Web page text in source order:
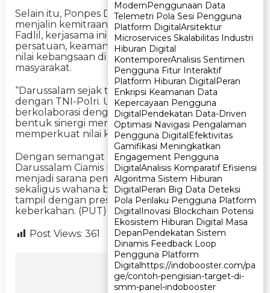
ModernPenggunaan Data
Telemetri Pola Sesi Pengguna
Platform DigitalArsitektur
Microservices Skalabilitas Industri
Hiburan Digital
KontemporerAnalisis Sentimen
Pengguna Fitur Interaktif
Platform Hiburan DigitalPeran
Enkripsi Keamanan Data
Kepercayaan Pengguna
DigitalPendekatan Data-Driven
Optimasi Navigasi Pengalaman
Pengguna DigitalEfektivitas
Gamifikasi Meningkatkan
Engagement Pengguna
DigitalAnalisis Komparatif Efisiensi
Algoritma Sistem Hiburan
DigitalPeran Big Data Deteksi
Pola Perilaku Pengguna Platform
DigitalInovasi Blockchain Potensi
Ekosistem Hiburan Digital Masa
DepanPendekatan Sistem
Dinamis Feedback Loop
Pengguna Platform
Digitalhttps://indobooster.com/pa
ge/contoh-pengisian-target-di-
smm-panel-indobooster
ModernPenggunaan Data
Telemetri Pola Sesi Pengguna
Platform DigitalArsitektur
Microservices Skalabilitas Industri
Hiburan Digital
KontemporerAnalisis Sentimen
Pengguna Fitur Interaktif
Platform Hiburan DigitalPeran
Enkripsi Keamanan Data
Kepercayaan Pengguna
DigitalPendekatan Data-Driven
Optimasi Navigasi Pengalaman
Pengguna DigitalEfektivitas
Gamifikasi Meningkatkan
Engagement Pengguna
DigitalAnalisis Komparatif Efisiensi
Algoritma Sistem Hiburan
DigitalPeran Big Data Deteksi
Pola Perilaku Pengguna Platform
DigitalInovasi Blockchain Potensi
Ekosistem Hiburan Digital Masa
DepanPendekatan Sistem
Dinamis Feedback Loop
Pengguna Platform
Digitalhttps://indobooster.com/pa
ge/contoh-pengisian-target-di-
smm-panel-indobooster
Selain itu, Ponpes Darussalam Ciamis sejak lama
menjalin kemitraan dengan TNI-Polri. Menurut
Fadlil, kerjasama ini penting untuk menjaga
persatuan, keamanan, serta menanamkan nilai-
nilai kebangsaan di kalangan santri dan
masyarakat.
“Darussalam sejak tahun 1960-an sudah bermitra
dengan TNI-Polri. Untuk kegiatan kali ini, kita
berkolaborasi dengan Polres Ciamis sebagai
bentuk sinergi menjaga suasana damai dan
memperkuat nilai kebangsaan,” jelasnya.
Dengan semangat gebyar Maulid, Ponpes
Darussalam Ciamis berharap kegiatan tersebut
menjadi sarana pembelajaran, silaturahmi,
sekaligus wahana bagi generasi muda untuk
tampil dengan prestasi yang membawa
keberkahan. (PUT)
Post Views: 361
Ikuti Kami